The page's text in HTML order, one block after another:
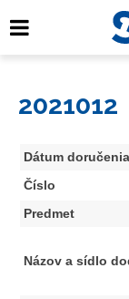
2021012
Dátum doručenia
Číslo
Predmet
Názov a sídlo